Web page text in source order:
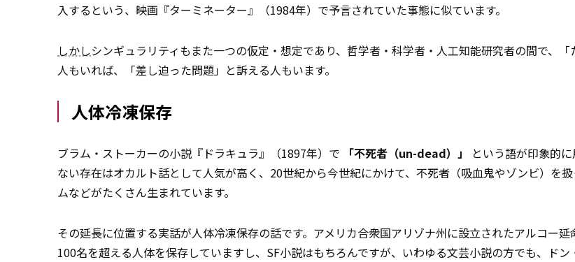
入するという、映画『ターミネーター』（1984年）で予言されていた事態に似ています。
しかしシンギュラリティもまた一つの仮定・想定であり、哲学者・科学者・人工知能研究者の間で、
人もいれば、「差し迫った問題」と訴える人もいます。
人体冷凍保存
ブラム・ストーカーの小説『ドラキュラ』（1897年）で 「不死者（un-dead）」
という語が印象的
ない存在はオカルト話として人気が高く、20世紀から今世紀にかけて、不死者（吸血鬼やゾンビ）を
ムなどがたくさん生まれています。
その延長に位置する実話が人体冷凍保存の話です。アメリカ合衆国アリゾナ州に設立されたアルコー
100名を超える人体を保存していますし、SF小説はもちろんですが、いわゆる文芸小説の方でも、ド